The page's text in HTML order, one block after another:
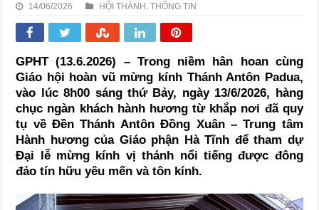
14/06/2026 HỘI THÁNH ,THÔNG TIN
GPHT (13.6.2026) – Trong niềm hân hoan cùng
Giáo hội hoàn vũ mừng kính Thánh Antôn Padua,
vào lúc 8h00 sáng thứ Bảy, ngày 13/6/2026, hàng
chục ngàn khách hành hương từ khắp nơi đã quy
tụ về Đền Thánh Antôn Đồng Xuân – Trung tâm
Hành hương của Giáo phận Hà Tĩnh để tham dự
Đại lễ mừng kính vị thánh nổi tiếng được đông
đảo tín hữu yêu mến và tôn kính.